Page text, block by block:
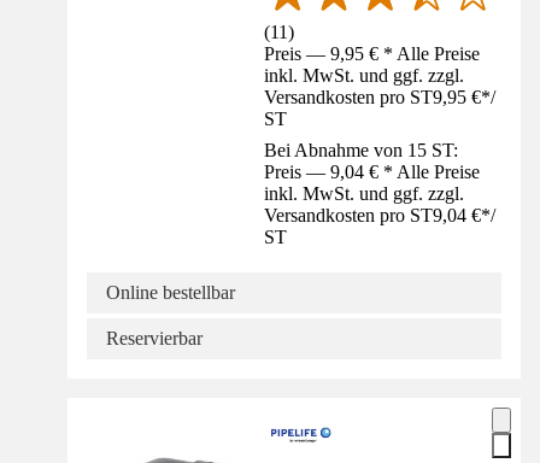
(11)
Preis — 9,95 € * Alle Preise
inkl. MwSt. und ggf. zzgl.
Versandkosten pro ST9,95 €*/
ST
Bei Abnahme von 15 ST:
Preis — 9,04 € * Alle Preise
inkl. MwSt. und ggf. zzgl.
Versandkosten pro ST9,04 €*/
ST
Online bestellbar
Reservierbar